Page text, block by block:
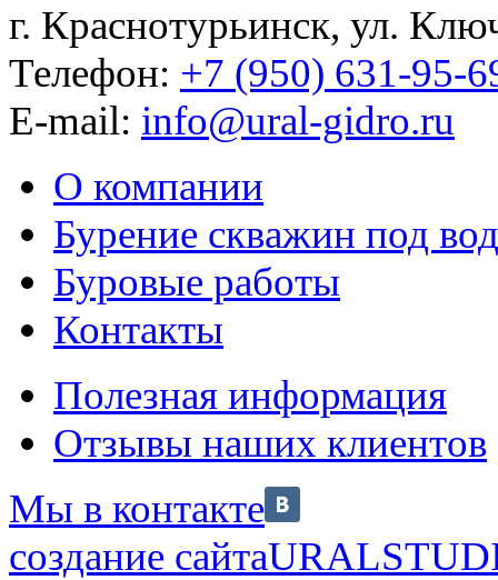
г. Краснотурьинск, ул.
Телефон: +7 (950) 631-95-
E-mail: info@ural-gidro.ru
О компании
Бурение скважин под
Буровые работы
Контакты
Полезная информация
Отзывы наших клиентов
Мы в контакте
создание сайта